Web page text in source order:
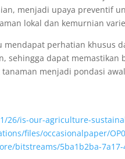
menjadi upaya preventif
lokal dan kemurnian
perhatian khusus
sehingga dapat memastikan
menjadi pondasi
26/is-our-agriculture-
files/occasionalpaper/
bitstreams/5ba1b2ba-